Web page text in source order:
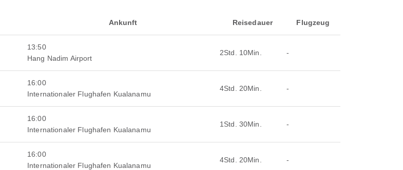
Ankunft Reisedauer Flugzeug
13:50
Hang Nadim Airport
2Std. 10Min. -
16:00
Internationaler Flughafen Kualanamu
4Std. 20Min. -
16:00
Internationaler Flughafen Kualanamu
1Std. 30Min. -
16:00
Internationaler Flughafen Kualanamu
4Std. 20Min. -